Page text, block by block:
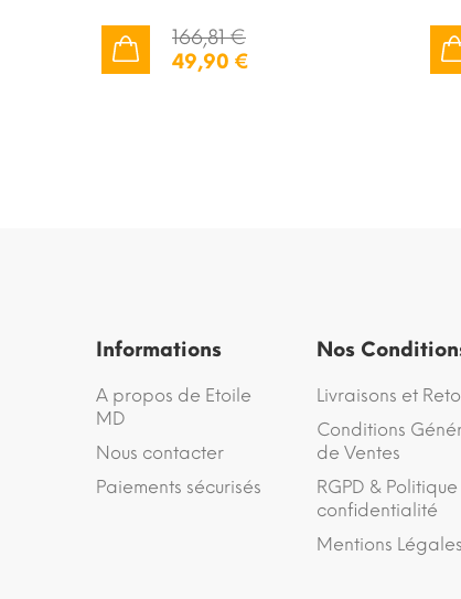
166,81 €
49,90 €
Informations
A propos de Etoile
MD
Nous contacter
Paiements sécurisés
Nos
Livraisons et
Conditions
de Ventes
RGPD &
confidentialité
Mentions Légales